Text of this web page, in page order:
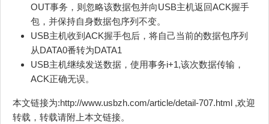
OUT事务，则忽略该数据包并向USB主机返回ACK握手
包，并保持自身数据包序列不变。
USB主机收到ACK握手包后，将自己当前的数据包序列
从DATA0番转为DATA1
USB主机继续发送数据，使用事务i+1,该次数据传输，
ACK正确无误。
本文链接为:http://www.usbzh.com/article/detail-707.html ,欢迎
转载，转载请附上本文链接。